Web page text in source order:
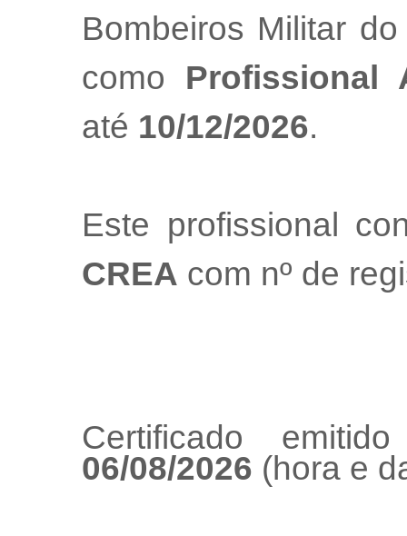
Bombeiros Militar
como Profissional
até 10/12/2026.
Este profissional
CREA com nº de
Certificado
06/08/2026 (hora e